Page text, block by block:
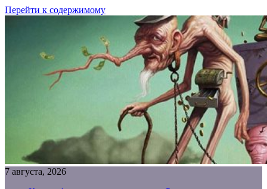
Перейти к содержимому
7 августа, 2026